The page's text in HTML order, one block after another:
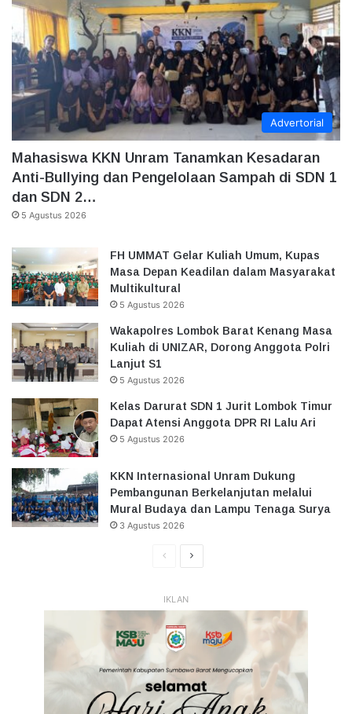
Advertorial
Mahasiswa KKN Unram Tanamkan Kesadaran
Anti-Bullying dan Pengelolaan Sampah di SDN 1
dan SDN 2…
5 Agustus 2026
FH UMMAT Gelar Kuliah Umum, Kupas
Masa Depan Keadilan dalam Masyarakat
Multikultural
5 Agustus 2026
Wakapolres Lombok Barat Kenang Masa
Kuliah di UNIZAR, Dorong Anggota Polri
Lanjut S1
5 Agustus 2026
Kelas Darurat SDN 1 Jurit Lombok Timur
Dapat Atensi Anggota DPR RI Lalu Ari
5 Agustus 2026
KKN Internasional Unram Dukung
Pembangunan Berkelanjutan melalui
Mural Budaya dan Lampu Tenaga Surya
3 Agustus 2026
HalamanHalaman
IKLAN